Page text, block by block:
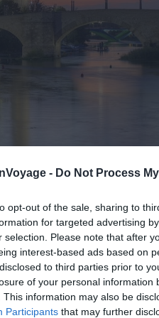
- Do Not Process
opt-out of the sale, sharing to
for targeted advertising
selection. Please note that after
interest-based ads based on
to third parties prior to
of your personal information
This information may also be
Participants that may further
de pèlerinage marial en
Señora del Pilar, érigée
Ses quatre tours et son
vous pouvez y
un billet payant vous